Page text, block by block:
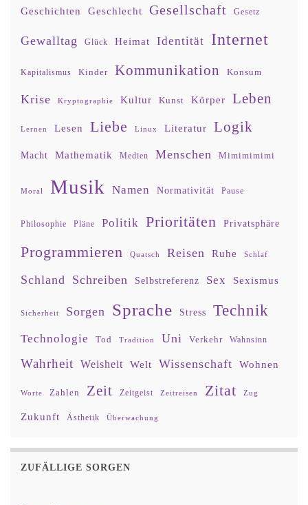
Geschichten Geschlecht Gesellschaft Gesetz
Gewalltag Glück Heimat Identität Internet
Kapitalismus Kinder Kommunikation Konsum
Krise Kryptographie Kultur Kunst Körper Leben
Lernen Lesen Liebe Linux Literatur Logik
Macht Mathematik Medien Menschen Mimimimimi
Moral Musik Namen Normativität Pause
Philosophie Pläne Politik Prioritäten Privatsphäre
Programmieren Quatsch Reisen Ruhe Schlaf
Schland Schreiben Selbstreferenz Sex Sexismus
Sicherheit Sorgen Sprache Stress Technik
Technologie Tod Tradition Uni Verkehr Wahnsinn
Wahrheit Weisheit Welt Wissenschaft Wohnen
Worte Zahlen Zeit Zeitgeist Zeitreisen Zitat Zug
Zukunft Ästhetik Überwachung
ZUFÄLLIGE SORGEN